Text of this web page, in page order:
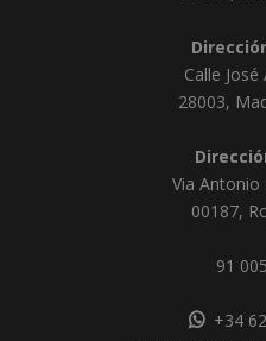
Calle José
28003,
Via Antonio
00187,
91
+34